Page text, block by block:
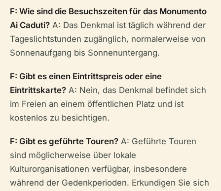
F: Wie sind die Besuchszeiten für das Monumento
Ai Caduti? A: Das Denkmal ist täglich während der
Tageslichtstunden zugänglich, normalerweise von
Sonnenaufgang bis Sonnenuntergang.
F: Gibt es einen Eintrittspreis oder eine
Eintrittskarte? A: Nein, das Denkmal befindet sich
im Freien an einem öffentlichen Platz und ist
kostenlos zu besichtigen.
F: Gibt es geführte Touren? A: Geführte Touren
sind möglicherweise über lokale
Kulturorganisationen verfügbar, insbesondere
während der Gedenkperioden. Erkundigen Sie sich